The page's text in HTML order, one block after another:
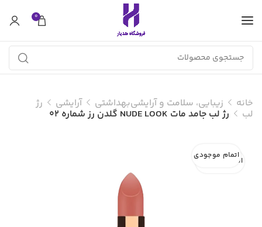
0
خانه زیبایی، سلامت و آرایشی‌بهداشتی آرایشی رژ
لب رژ لب جامد مات NUDE LOOK گلدن رز شماره 02
اتمام موجودی
اتمام موجودی